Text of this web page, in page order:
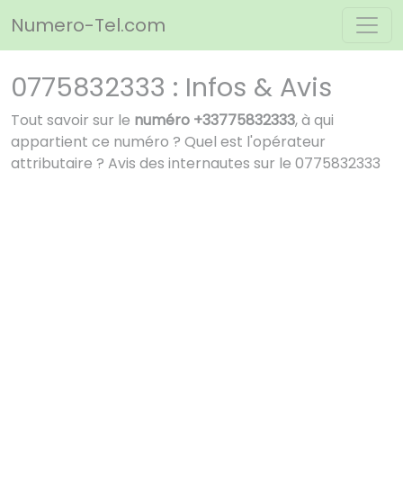
Numero-Tel.com
0775832333 : Infos & Avis
Tout savoir sur le numéro +33775832333, à qui
appartient ce numéro ? Quel est l'opérateur
attributaire ? Avis des internautes sur le 0775832333